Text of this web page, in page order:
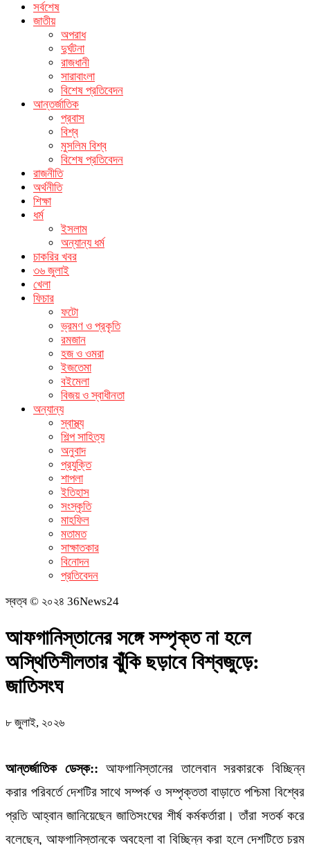
সর্বশেষ
জাতীয়
অপরাধ
দুর্ঘটনা
রাজধানী
সারাবাংলা
বিশেষ প্রতিবেদন
আন্তর্জাতিক
প্রবাস
বিশ্ব
মুসলিম বিশ্ব
বিশেষ প্রতিবেদন
রাজনীতি
অর্থনীতি
শিক্ষা
ধর্ম
ইসলাম
অন্যান্য ধর্ম
চাকরির খবর
৩৬ জুলাই
খেলা
ফিচার
ফটো
ভ্রমণ ও প্রকৃতি
রমজান
হজ ও ওমরা
ইজতেমা
বইমেলা
বিজয় ও স্বাধীনতা
অন্যান্য
স্বাস্থ্য
শিল্প সাহিত্য
অনুবাদ
প্রযুক্তি
শাপলা
ইতিহাস
সংস্কৃতি
মাহফিল
মতামত
সাক্ষাতকার
বিনোদন
প্রতিবেদন
স্বত্ব © ২০২৪ 36News24
আফগানিস্তানের সঙ্গে সম্পৃক্ত না হলে
অস্থিতিশীলতার ঝুঁকি ছড়াবে বিশ্বজুড়ে:
জাতিসংঘ
৮ জুলাই, ২০২৬
আন্তর্জাতিক ডেস্ক:: আফগানিস্তানের তালেবান সরকারকে বিচ্ছিন্ন
করার পরিবর্তে দেশটির সাথে সম্পর্ক ও সম্পৃক্ততা বাড়াতে পশ্চিমা বিশ্বের
প্রতি আহ্বান জানিয়েছেন জাতিসংঘের শীর্ষ কর্মকর্তারা। তাঁরা সতর্ক করে
বলেছেন, আফগানিস্তানকে অবহেলা বা বিচ্ছিন্ন করা হলে দেশটিতে চরম